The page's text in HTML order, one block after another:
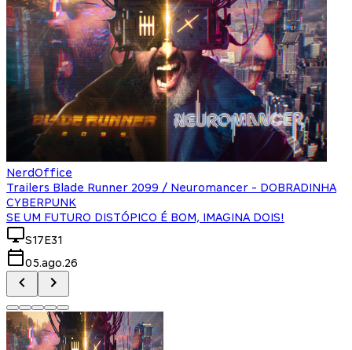
NerdOffice
Trailers Blade Runner 2099 / Neuromancer - DOBRADINHA
CYBERPUNK
SE UM FUTURO DISTÓPICO É BOM, IMAGINA DOIS!
S17E31
05.ago.26